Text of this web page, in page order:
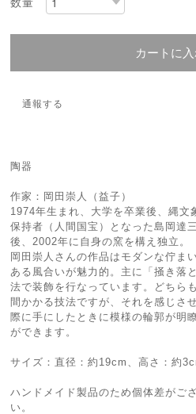
カートに
通報する
陶器
作家：岡田崇人（益子）
1974年生まれ、大学を卒業後、縄文
保持者（人間国宝）となった島岡達
後、2002年に自身の窯を構え独立。
岡田崇人さんの作品はモダンな佇ま
ある風合いが魅力的。主に「掻き落
法で装飾を行なっています。どちら
間かかる技法ですが、それを感じさ
際に手にしたときに模様の輪郭が明
ができます。
サイズ：直径：約19cm、高さ：約
ハンドメイド製品のため個体差がご
い。